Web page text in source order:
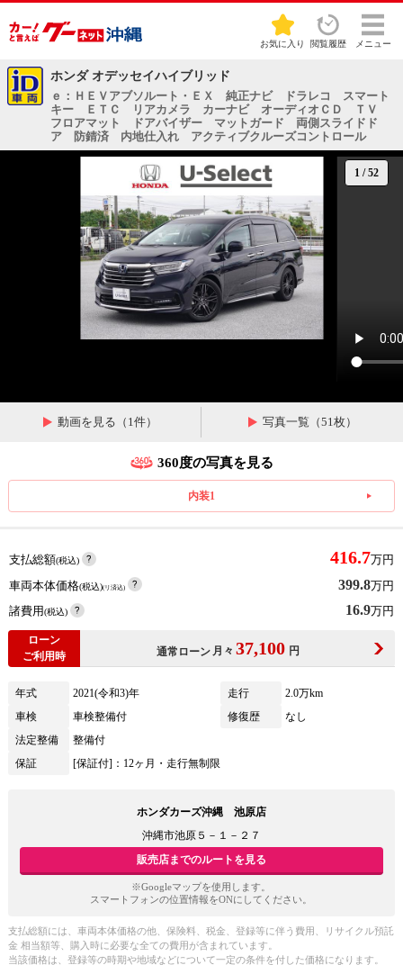
お気に入り 閲覧履歴 メニュー
ホンダ オデッセイハイブリッド
ｅ：ＨＥＶアブソルート・ＥＸ 純正ナビ ドラレコ スマート
キー ＥＴＣ リアカメラ カーナビ オーディオＣＤ ＴＶ
フロアマット ドアバイザー マットガード 両側スライドド
ア 防錆済 内地仕入れ アクティブクルーズコントロール
1 /52
動画を見る（1件） 写真一覧（51枚）
360度の写真を見る
内装1
支払総額(税込) 416.7万円
車両本体価格(税込)(リ済込) 399.8万円
諸費用(税込) 16.9万円
ローン
ご利用時
通常ローン 月々 37,100 円
年式 2021(令和3)年 走行
2.0万km
車検
車検整備付 修復歴
なし
法定整備
整備付
保証
[保証付]：12ヶ月・走行無制限
ホンダカーズ沖縄 池原店
沖縄市池原５－１－２７
販売店までのルートを見る
※Googleマップを使用します。
スマートフォンの位置情報をONにしてください。
支払総額には、車両本体価格の他、保険料、税金、登録等に伴う費用、リサイクル預託
金 相当額等、購入時に必要な全ての費用が含まれています。
当該価格は、登録等の時期や地域などについて一定の条件を付した価格になります。